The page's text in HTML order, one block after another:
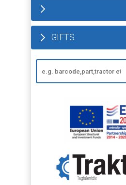
GIFTS